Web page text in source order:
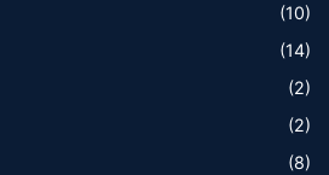
(10)
(14)
(2)
(2)
(8)